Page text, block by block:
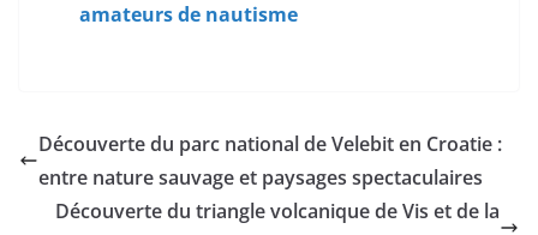
amateurs de nautisme
Découverte du parc national de Velebit en Croatie :
entre nature sauvage et paysages spectaculaires
Découverte du triangle volcanique de Vis et de la